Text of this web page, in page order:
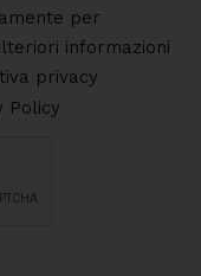
per
informazioni
privacy
Policy